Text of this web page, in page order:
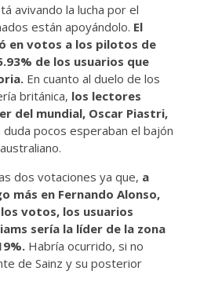
avivando la lucha por el
están apoyándolo. El
en votos a los pilotos de
de los usuarios que
En cuanto al duelo de los
británica, los lectores
del mundial, Oscar Piastri,
duda pocos esperaban el bajón
dos votaciones ya que, a
más en Fernando Alonso,
votos, los usuarios
sería la líder de la zona
Habría ocurrido, si no
de Sainz y su posterior